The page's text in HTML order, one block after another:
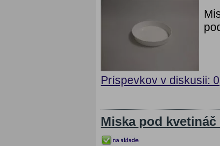
Príspevkov v diskusii: 0
Miska pod kvetináč